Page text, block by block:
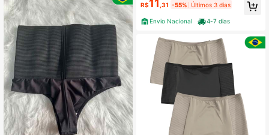
em costura shortinho cores lisas ne
utras
R$11 ,31 -55% Últimos 3 dias
Envio Nacional 4-7 dias